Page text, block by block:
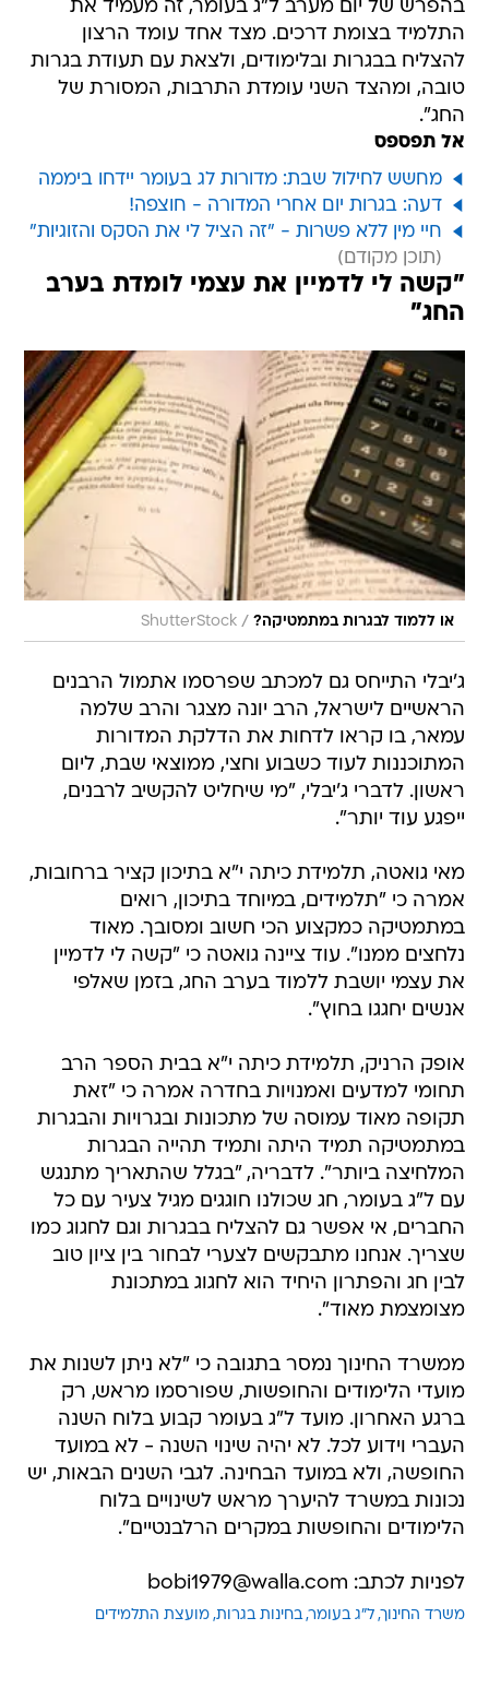
בהפרש של יום מערב ל"ג בעומר, זה מעמיד את
התלמיד בצומת דרכים. מצד אחד עומד הרצון
להצליח בבגרות ובלימודים, ולצאת עם תעודת בגרות
טובה, ומהצד השני עומדת התרבות, המסורת של
החג".
אל תפספס
מחשש לחילול שבת: מדורות לג בעומר יידחו ביממה
דעה: בגרות יום אחרי המדורה - חוצפה!
חיי מין ללא פשרות - "זה הציל לי את הסקס והזוגיות"
"קשה לי לדמיין את עצמי לומדת בערב
החג"
או ללמוד לבגרות במתמטיקה? /
ShutterStock
ג'יבלי התייחס גם למכתב שפרסמו אתמול הרבנים
הראשיים לישראל, הרב יונה מצגר והרב שלמה
עמאר, בו קראו לדחות את הדלקת המדורות
המתוכננות לעוד כשבוע וחצי, ממוצאי שבת, ליום
ראשון. לדברי ג'יבלי, "מי שיחליט להקשיב לרבנים,
ייפגע עוד יותר".
מאי גואטה, תלמידת כיתה י"א בתיכון קציר ברחובות,
אמרה כי "תלמידים, במיוחד בתיכון, רואים
במתמטיקה כמקצוע הכי חשוב ומסובך. מאוד
נלחצים ממנו". עוד ציינה גואטה כי "קשה לי לדמיין
את עצמי יושבת ללמוד בערב החג, בזמן שאלפי
אנשים יחגגו בחוץ".
אופק הרניק, תלמידת כיתה י"א בבית הספר הרב
תחומי למדעים ואמנויות בחדרה אמרה כי "זאת
תקופה מאוד עמוסה של מתכונות ובגרויות והבגרות
במתמטיקה תמיד היתה ותמיד תהייה הבגרות
המלחיצה ביותר". לדבריה, "בגלל שהתאריך מתנגש
עם ל"ג בעומר, חג שכולנו חוגגים מגיל צעיר עם כל
החברים, אי אפשר גם להצליח בבגרות וגם לחגוג כמו
שצריך. אנחנו מתבקשים לצערי לבחור בין ציון טוב
לבין חג והפתרון היחיד הוא לחגוג במתכונת
מצומצמת מאוד".
ממשרד החינוך נמסר בתגובה כי "לא ניתן לשנות את
מועדי הלימודים והחופשות, שפורסמו מראש, רק
ברגע האחרון. מועד ל"ג בעומר קבוע בלוח השנה
העברי וידוע לכל. לא יהיה שינוי השנה - לא במועד
החופשה, ולא במועד הבחינה. לגבי השנים הבאות, יש
נכונות במשרד להיערך מראש לשינויים בלוח
הלימודים והחופשות במקרים הרלבנטיים".
לפניות לכתב: bobi1979@walla.com
משרד החינוך ל"ג בעומר בחינות בגרות מועצת התלמידים